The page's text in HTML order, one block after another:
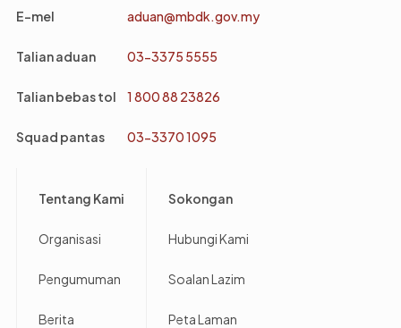
E-mel aduan@mbdk.gov.my
Talian aduan 03-3375 5555
Talian bebas tol 1 800 88 23826
Squad pantas 03-3370 1095
Tentang Kami
Organisasi
Pengumuman
Berita
Sokongan
Hubungi Kami
Soalan Lazim
Peta Laman